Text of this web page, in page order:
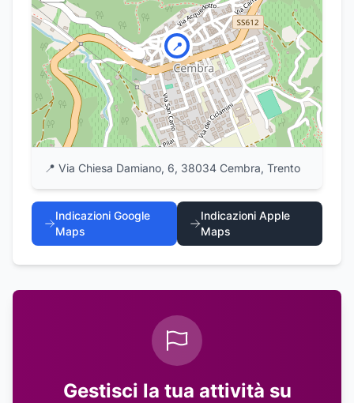
📍
📍 Via Chiesa Damiano, 6, 38034 Cembra, Trento
Indicazioni Google
Maps
Indicazioni Apple
Maps
Gestisci la tua attività su